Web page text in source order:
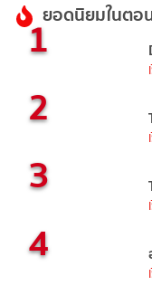
ยอดนิยมในตอ
1
2
3
4